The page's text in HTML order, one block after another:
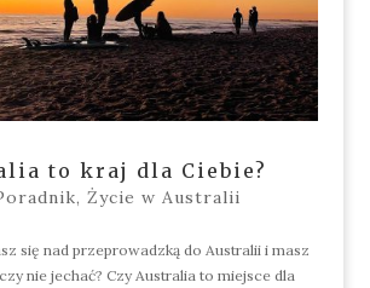
to kraj dla Ciebie?
, Życie w Australii
się nad przeprowadzką do Australii i masz
nie jechać? Czy Australia to miejsce dla